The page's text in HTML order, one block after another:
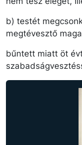
b) testét
megtévesztő
bűntett miatt öt